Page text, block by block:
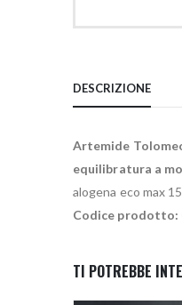
DESCRIZIONE
Artemide
equilibratura a
alogena eco max
Codice prodotto:
TI POTREBBE